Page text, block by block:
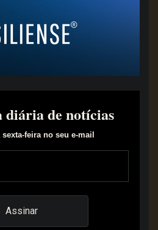
diária de notícias
sexta-feira no seu e-mail